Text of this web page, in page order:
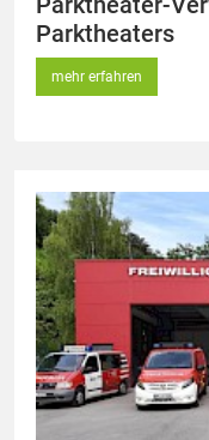
Parktheaters
mehr erfahren